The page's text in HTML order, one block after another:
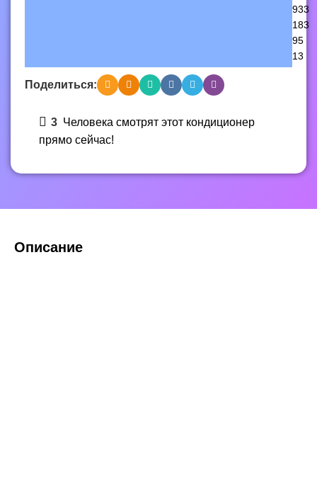
933
183
95
13
Поделиться:
3 Человека смотрят этот кондиционер
прямо сейчас!
Описание